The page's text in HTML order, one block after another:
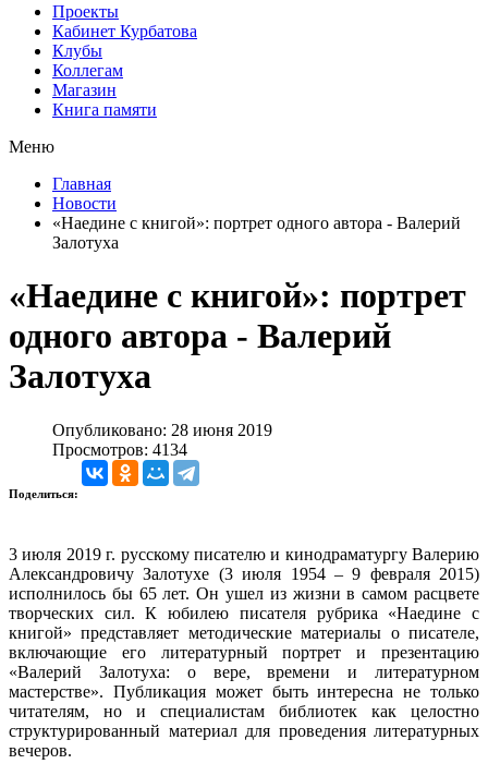
Проекты
Кабинет Курбатова
Клубы
Коллегам
Магазин
Книга памяти
Меню
Главная
Новости
«Наедине с книгой»: портрет одного автора - Валерий
Залотуха
«Наедине с книгой»: портрет
одного автора - Валерий
Залотуха
Опубликовано: 28 июня 2019
Просмотров: 4134
Поделиться:
3 июля 2019 г. русскому писателю и кинодраматургу Валерию
Александровичу Залотухе (3 июля 1954 – 9 февраля 2015)
исполнилось бы 65 лет. Он ушел из жизни в самом расцвете
творческих сил. К юбилею писателя рубрика «Наедине с
книгой» представляет методические материалы о писателе,
включающие его литературный портрет и презентацию
«Валерий Залотуха: о вере, времени и литературном
мастерстве». Публикация может быть интересна не только
читателям, но и специалистам библиотек как целостно
структурированный материал для проведения литературных
вечеров.